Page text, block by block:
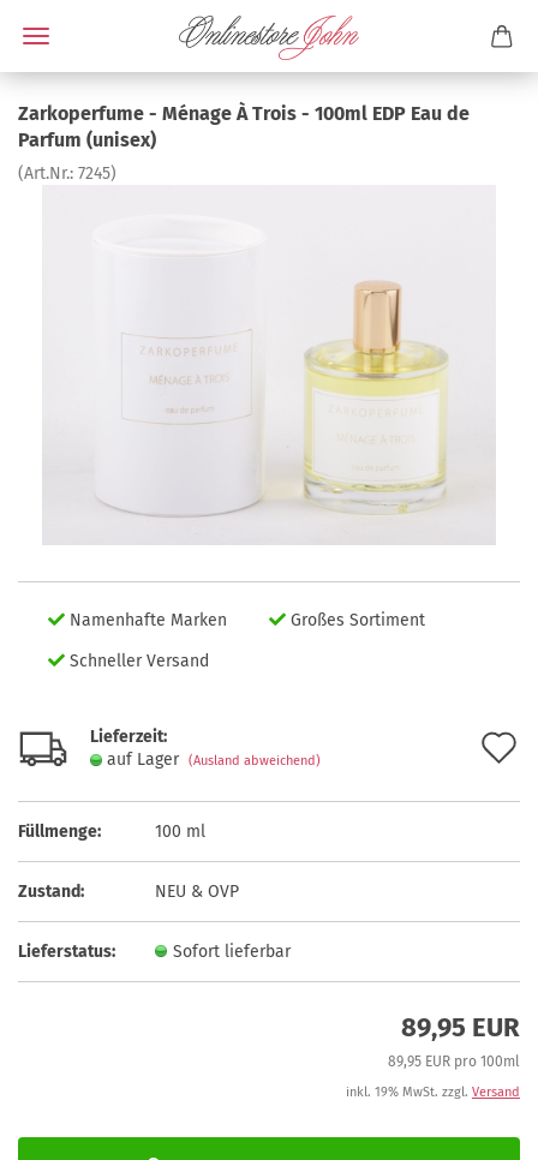
Zarkoperfume - Ménage À Trois - 100ml EDP Eau de
Parfum (unisex)
(Art.Nr.: 7245)
Namenhafte Marken
Großes Sortiment
Schneller Versand
Lieferzeit:
auf Lager (Ausland abweichend)
Füllmenge: 100 ml
Zustand: NEU & OVP
Lieferstatus: Sofort lieferbar
89,95 EUR
89,95 EUR pro 100ml
inkl. 19% MwSt. zzgl. Versand